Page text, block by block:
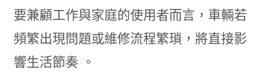
要兼顧工作與家庭的使用者而言，車輛若
頻繁出現問題或維修流程繁瑣，將直接影
響生活節奏 。